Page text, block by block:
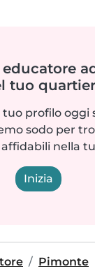
educatore
tuo
profilo oggi
sodo per
nella
Inizia
Pimonte